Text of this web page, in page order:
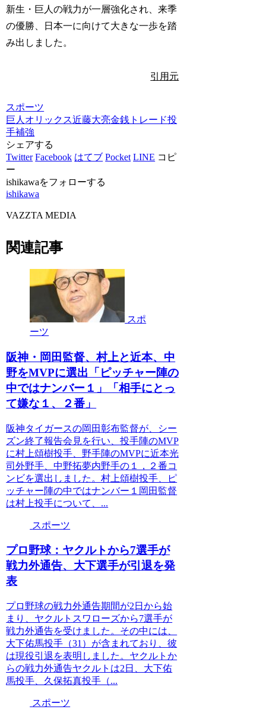
新生・巨人の戦力が一層強化され、来季
の優勝、日本一に向けて大きな一歩を踏
み出しました。
引用元
スポーツ
巨人オリックス近藤大亮金銭トレード投
手補強
シェアする
Twitter Facebook はてブ Pocket LINE コピ
ー
ishikawaをフォローする
ishikawa
VAZZTA MEDIA
関連記事
スポ
ーツ
阪神・岡田監督、村上と近本、中
野をMVPに選出「ピッチャー陣の
中ではナンバー１」「相手にとっ
て嫌な１、２番」
阪神タイガースの岡田彰布監督が、シー
ズン終了報告会見を行い、投手陣のMVP
に村上頌樹投手、野手陣のMVPに近本光
司外野手、中野拓夢内野手の１，２番コ
ンビを選出しました。村上頌樹投手、ピ
ッチャー陣の中ではナンバー１岡田監督
は村上投手について、...
スポーツ
プロ野球：ヤクルトから7選手が
戦力外通告、大下選手が引退を発
表
プロ野球の戦力外通告期間が2日から始
まり、ヤクルトスワローズから7選手が
戦力外通告を受けました。その中には、
大下佑馬投手（31）が含まれており、彼
は現役引退を表明しました。ヤクルトか
らの戦力外通告ヤクルトは2日、大下佑
馬投手、久保拓真投手（...
スポーツ